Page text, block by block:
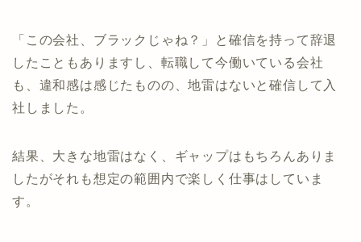
「この会社、ブラックじゃね？」と確信を持って辞退
したこともありますし、転職して今働いている会社
も、違和感は感じたものの、地雷はないと確信して入
社しました。
結果、大きな地雷はなく、ギャップはもちろんありま
したがそれも想定の範囲内で楽しく仕事はしていま
す。